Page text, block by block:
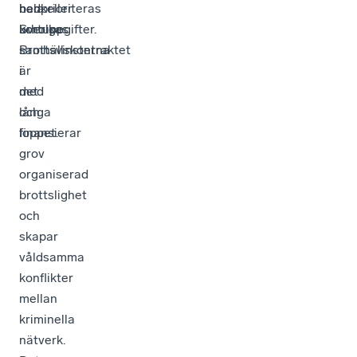
hela
Sverige:
bankeller
kortuppgifter.
Brottsvinsterna
är
med
och
finansierar
grov
organiserad
brottslighet
och
skapar
våldsamma
konflikter
mellan
kriminella
nätverk.
nedprioriteras
urholkas
samhällskontraktet
i
det
långa
loppet.